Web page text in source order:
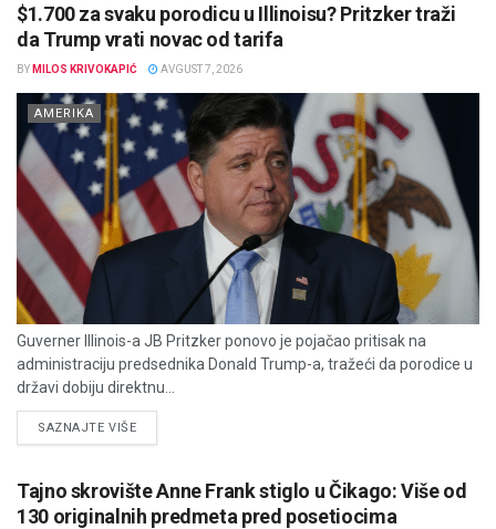
$1.700 za svaku porodicu u Illinoisu? Pritzker traži
da Trump vrati novac od tarifa
BY MILOS KRIVOKAPIĆ AVGUST 7, 2026
AMERIKA
Guverner Illinois-a JB Pritzker ponovo je pojačao pritisak na
administraciju predsednika Donald Trump-a, tražeći da porodice u
državi dobiju direktnu...
SAZNAJTE VIŠEDETAILS
Tajno skrovište Anne Frank stiglo u Čikago: Više od
130 originalnih predmeta pred posetiocima